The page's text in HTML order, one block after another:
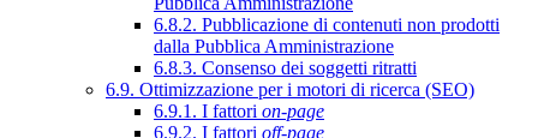
6.8.2. Pubblicazione di contenuti non prodotti
dalla Pubblica Amministrazione
6.8.3. Consenso dei soggetti ritratti
6.9. Ottimizzazione per i motori di ricerca (SEO)
6.9.1. I fattori on-page
6.9.2. I fattori off-page